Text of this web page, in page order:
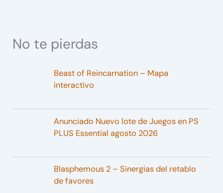
No te pierdas
Beast of Reincarnation – Mapa
interactivo
Anunciado Nuevo lote de Juegos en PS
PLUS Essential agosto 2026
Blasphemous 2 – Sinergias del retablo
de favores